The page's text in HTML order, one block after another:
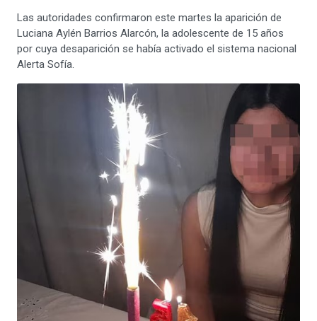
Las autoridades confirmaron este martes la aparición de
Luciana Aylén Barrios Alarcón, la adolescente de 15 años
por cuya desaparición se había activado el sistema nacional
Alerta Sofía.